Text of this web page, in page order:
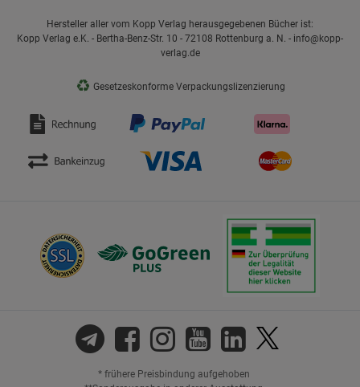
Hersteller aller vom Kopp Verlag herausgegebenen Bücher ist:
Kopp Verlag e.K. - Bertha-Benz-Str. 10 - 72108 Rottenburg a. N. - info@kopp-
verlag.de
♻ Gesetzeskonforme Verpackungslizenzierung
* frühere Preisbindung aufgehoben